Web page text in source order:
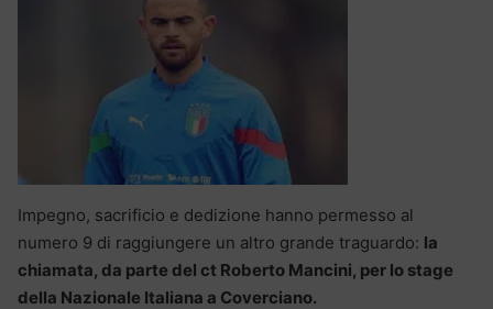
Impegno, sacrificio e dedizione hanno permesso al
numero 9 di raggiungere un altro grande traguardo: la
chiamata, da parte del ct Roberto Mancini, per lo stage
della Nazionale Italiana a Coverciano.